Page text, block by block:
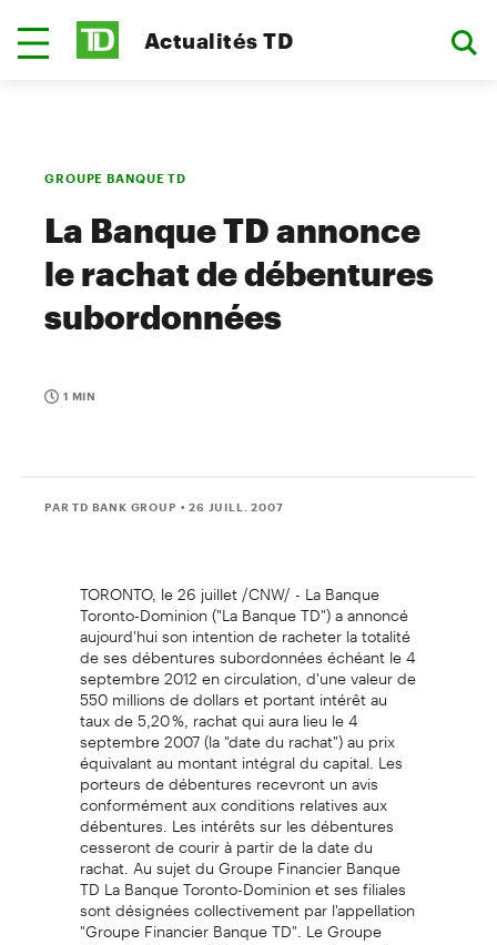
Actualités TD
GROUPE BANQUE TD
La Banque TD annonce
le rachat de débentures
subordonnées
1 MIN
PAR TD BANK GROUP • 26 JUILL. 2007
TORONTO, le 26 juillet /CNW/ - La Banque
Toronto-Dominion ("La Banque TD") a annoncé
aujourd'hui son intention de racheter la totalité
de ses débentures subordonnées échéant le 4
septembre 2012 en circulation, d'une valeur de
550 millions de dollars et portant intérêt au
taux de 5,20 %, rachat qui aura lieu le 4
septembre 2007 (la "date du rachat") au prix
équivalant au montant intégral du capital. Les
porteurs de débentures recevront un avis
conformément aux conditions relatives aux
débentures. Les intérêts sur les débentures
cesseront de courir à partir de la date du
rachat. Au sujet du Groupe Financier Banque
TD La Banque Toronto-Dominion et ses filiales
sont désignées collectivement par l'appellation
"Groupe Financier Banque TD". Le Groupe